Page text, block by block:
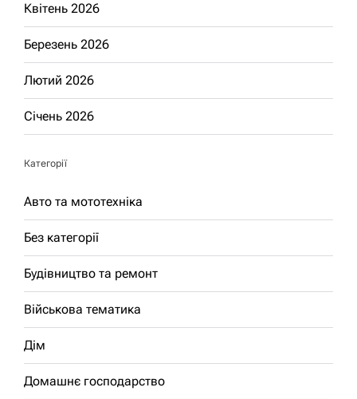
Квітень 2026
Березень 2026
Лютий 2026
Січень 2026
Категорії
Авто та мототехніка
Без категорії
Будівництво та ремонт
Військова тематика
Дім
Домашнє господарство